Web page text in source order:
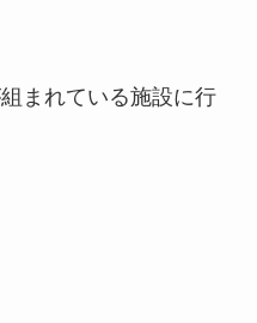
まれている施設に行